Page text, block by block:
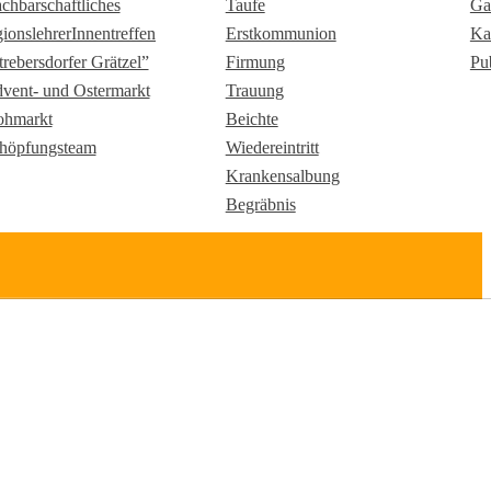
Grätzel”
und Ostermarkt
Taufe
Erstkommunion
Firmung
Trauung
Beichte
Wiedereintritt
Krankensalbung
Begräbnis